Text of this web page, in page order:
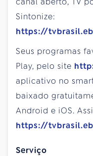
Sintonize:
https://
Seus programas
Play, pelo site
aplicativo no
baixado
Android e iOS.
https://
Serviço